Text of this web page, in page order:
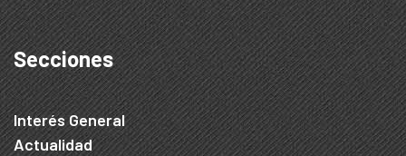
Secciones
Interés General
Actualidad